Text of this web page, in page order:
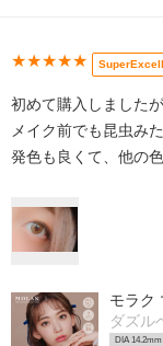
★★★★★
初めて購入しました
メイク前でも昆虫み
発色も良くて、他の
モラク
ダズル
DIA 14.2mm